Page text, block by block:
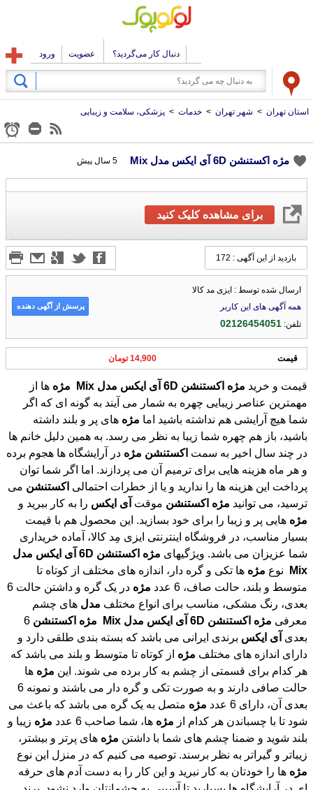
دنبال کار می‌گردید؟ عضویت ورود
استان تهران > شهر تهران > خدمات > پزشکی، سلامت و زیبایی
مژه اکستنشن 6D آی ایکس مدل Mix 5 سال پیش
برای مشاهده کلیک کنید
بازدید از این آگهی : 172
ارسال شده توسط : ایزی مد کالا
همه آگهی های این کاربر
تلفن:02126454051
پرسش از آگهی دهنده
قیمت 14,900 تومان
قیمت و خرید مژه اکستنشن 6D آی ایکس مدل Mix مژه ها از
مهمترین عناصر زیبایی چهره به شمار می آیند به گونه ای که اگر
شما هیچ آرایشی هم نداشته باشید اما مژه های پر و بلند داشته
باشید، باز هم چهره شما زیبا به نظر می رسد. به همین دلیل خانم ها
در چند سال اخیر به سمت اکستنشن مژه در آرایشگاه ها هجوم برده
و هر ماه هزینه هایی برای ترمیم آن می پردازند. اما اگر شما توان
پرداخت این هزینه ها را ندارید و یا از خطرات احتمالی اکستنشن می
ترسید، می توانید مژه اکستنشن موقت آی ایکس را به کار ببرید و
مژه هایی پر و زیبا را برای خود بسازید. این محصول هم با قیمت
بسیار مناسب، در فروشگاه اینترنتی ایزی مِد کالا، آماده خریداری
شما عزیزان می باشد. ویژگیهای مژه اکستنشن 6D آی ایکس مدل
Mix
نوع مژه ها تکی و گره دار، اندازه های مختلف از کوتاه تا
متوسط و بلند، حالت صاف، 6 عدد
مژه
در یک گره و داشتن حالت 6
بعدی، رنگ مشکی، مناسب برای انواع مختلف مدل های چشم
معرفی مژه اکستنشن 6D آی ایکس مدل Mix مژه اکستنشن 6
بعدی آی ایکس برندی ایرانی می باشد که بسته بندی طلقی دارد و
دارای اندازه های مختلف مژه از کوتاه تا متوسط و بلند می باشد که
هر کدام برای قسمتی از چشم به کار برده می شوند. این مژه ها
حالت صافی دارند و به صورت تکی و گره دار می باشند و نمونه 6
بعدی آن، دارای 6 عدد مژه متصل به یک گره می باشد که باعث می
شود تا با چسباندن هر کدام از مژه ها، شما صاحب 6 عدد مژه زیبا و
بلند شوید و ضمنا چشم های شما با داشتن مژه های پرتر و بیشتر،
زیباتر و گیراتر به نظر برسند. توصیه می کنیم که در منزل این نوع
مژه ها را خودتان به کار نبرید و این کار را به دست آدم های حرفه
ای در آرایشگاه ها بسپارید تا آسیبی به چشمانتان وارد نشود. برند